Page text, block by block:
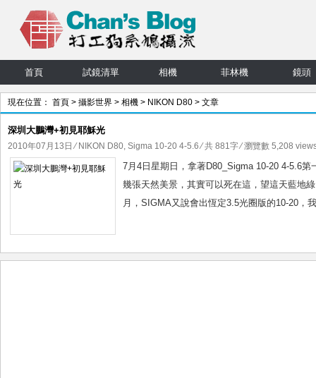
首頁 試鏡清單 相機 菲林機 鏡頭
現在位置： 首頁 > 攝影世界 > 相機 > NIKON D80 > 文章
深圳大鵬灣+初見耶穌光
2010年07月13日 ⁄ NIKON D80, Sigma 10-20 4-5.6⁄ 共 881字 ⁄ 瀏覽數 5,208
7月4日星期日，拿著D80_Sigma 10-20 4-5.6
幾張天然美景，其實可以死在這，望這天藍地
月，SIGMA又說會出恆定3.5光圈版的10-20，